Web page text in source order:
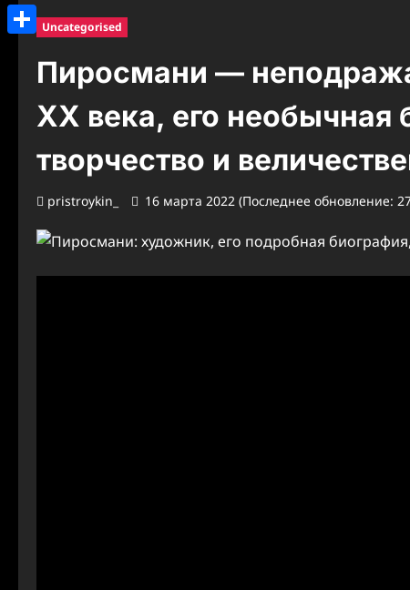
Uncategorised
Пиросмани —
XX века, его необычная
творчество и
pristroykin_ 16 марта 2022 (Последнее обновление:
Viber